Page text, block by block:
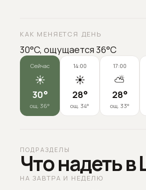
КАК МЕНЯЕТСЯ ДЕНЬ
30°C, ощущается 36°C
Сейчас
☀️
30°
ощ. 36°
14:00
☀️
28°
ощ. 34°
17:00
⛅
28°
ощ. 33°
ПОДРАЗДЕЛЫ
Что надеть
НА ЗАВТРА И НЕДЕЛЮ